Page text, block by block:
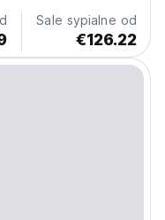
also...
Sale sypialne od
€126.22